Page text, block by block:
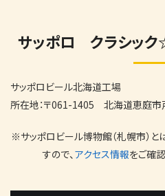
サッポロ クラシッ
サッポロビール北海道工場
所在地：〒061-1405 北海道恵庭市
※サッポロビール博物館（札幌市）
すので、 アクセス情報をご確